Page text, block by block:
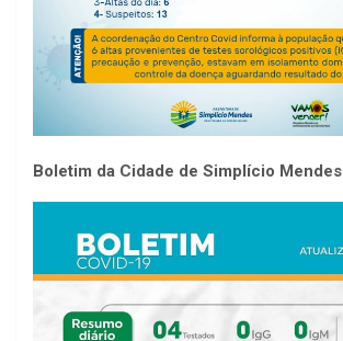
Boletim da Cidade de Simplício Mendes